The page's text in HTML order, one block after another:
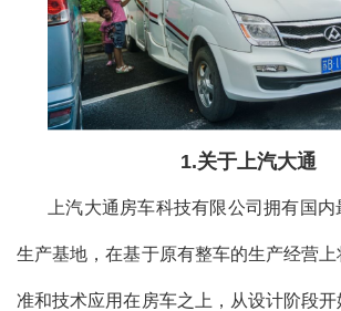
1.关于上汽大通
上汽大通房车科技有限公司拥有国
生产基地，在基于原有整车的生产经营
准和技术应用在房车之上，从设计阶段